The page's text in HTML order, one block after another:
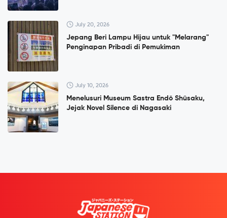
July 20, 2026
Jepang Beri Lampu Hijau untuk "Melarang"
Penginapan Pribadi di Pemukiman
July 10, 2026
Menelusuri Museum Sastra Endō Shūsaku,
Jejak Novel Silence di Nagasaki